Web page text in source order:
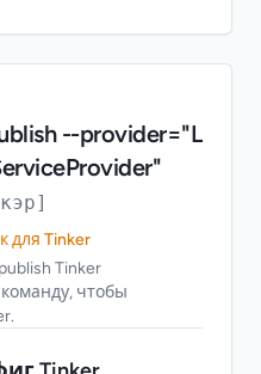
--provider="L
для Tinker
Tinker
чтобы
Tinker